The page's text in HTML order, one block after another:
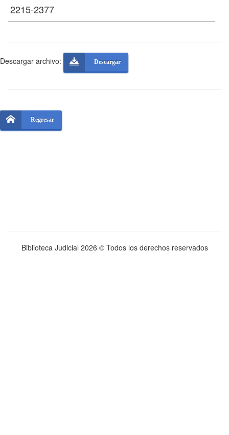
Descargar archivo: Descargar
Regresar
Biblioteca Judicial 2026 © Todos los derechos reservados